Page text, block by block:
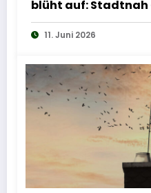
blüht auf: Stadtnah
Menschennah
11. Juni 2026